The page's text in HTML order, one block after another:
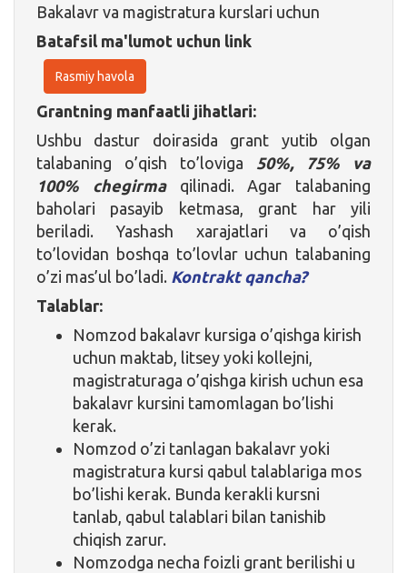
Bakalavr va magistratura kurslari uchun
Batafsil ma'lumot uchun link
Rasmiy havola
Grantning manfaatli jihatlari:
Ushbu dastur doirasida grant yutib olgan
talabaning o’qish to’loviga 50%, 75% va
100% chegirmaqilinadi. Agar talabaning
baholari pasayib ketmasa, grant har yili
beriladi. Yashash xarajatlari va o’qish
to’lovidan boshqa to’lovlar uchun talabaning
o’zi mas’ul bo’ladi. Kontrakt qancha?
Talablar:
Nomzod bakalavr kursiga o’qishga kirish
uchun maktab, litsey yoki kollejni,
magistraturaga o’qishga kirish uchun esa
bakalavr kursini tamomlagan bo’lishi
kerak.
Nomzod o’zi tanlagan bakalavr yoki
magistratura kursi qabul talablariga mos
bo’lishi kerak. Bunda kerakli kursni
tanlab, qabul talablari bilan tanishib
chiqish zarur.
Nomzodga necha foizli grant berilishi u